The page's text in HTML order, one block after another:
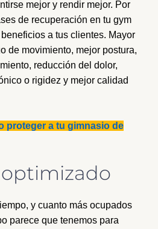
mejor y rendir mejor. Por
de recuperación en tu gym
a tus clientes. Mayor
de movimiento, mejor postura,
reducción del dolor,
o rigidez y mejor calidad
proteger a tu gimnasio de
optimizado
y cuanto más ocupados
parece que tenemos para